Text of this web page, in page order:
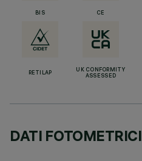
BIS CE
RETILAP
UK CONFORMITY
ASSESSED
DATI FOTOMETRICI